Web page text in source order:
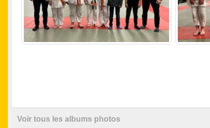
Voir tous les albums photos